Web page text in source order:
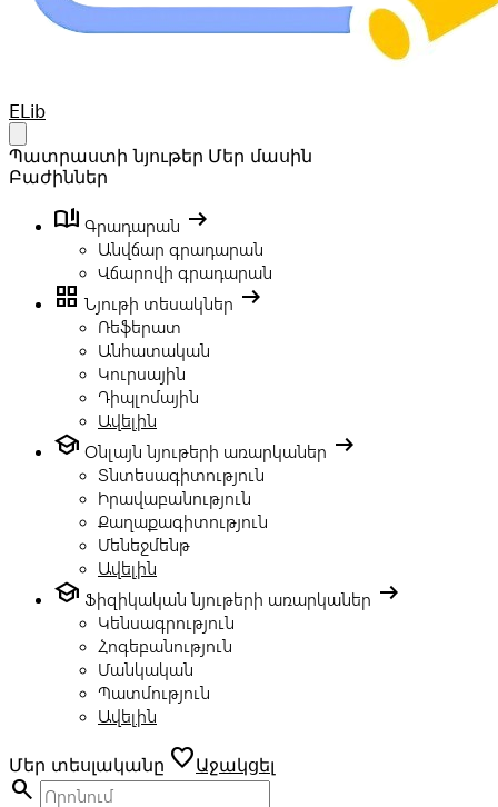
Your Company
ELib
Պատրաստի նյութեր Մեր մասին
Բաժիններ
book_ribbon Գրադարան arrow_right_alt
Անվճար գրադարան
Վճարովի գրադարան
grid_view Նյութի տեսակներ arrow_right_alt
Ռեֆերատ
Անհատական
Կուրսային
Դիպլոմային
Ավելին
school Օնլայն նյութերի առարկաներ arrow_right_alt
Տնտեսագիտություն
Իրավաբանություն
Քաղաքագիտություն
Մենեջմենթ
Ավելին
school Ֆիզիկական նյութերի առարկաներ arrow_right_alt
Կենսագրություն
Հոգեբանություն
Մանկական
Պատմություն
Ավելին
Մեր տեսլականը favoriteԱջակցել
search